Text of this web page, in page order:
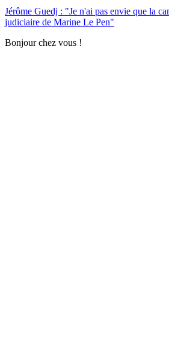
Jérôme Guedj : "Je n'ai pas envie que la
judiciaire de Marine Le Pen"
Bonjour chez vous !